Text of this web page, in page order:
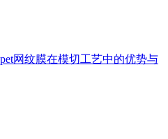
pet网纹膜在模切工艺中的优势与